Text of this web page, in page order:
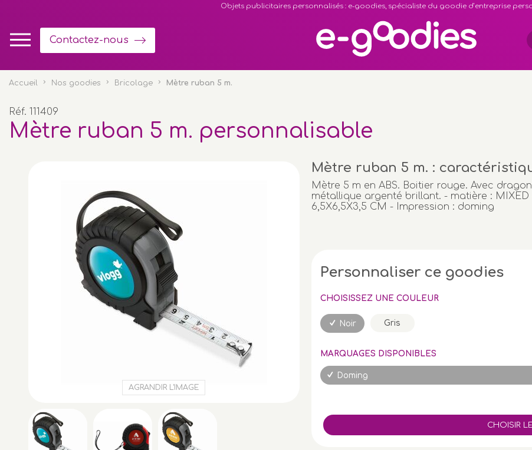
Objets publicitaires personnalisés : e-goodies, spécialiste du goodie d’entreprise
Contactez-nous
Accueil Nos goodies Bricolage Mètre ruban 5 m.
Réf. 111409
Mètre ruban 5 m. personnalisable
AGRANDIR L'IMAGE
Mètre ruban 5 m. :
Mètre 5 m en ABS. Boitier rouge. Avec
métallique argenté brillant. - matière : MIXED
6,5X6,5X3,5 CM - Impression : doming
Personnaliser ce goodies
CHOISISSEZ UNE COULEUR
Noir Gris
MARQUAGES DISPONIBLES
Doming